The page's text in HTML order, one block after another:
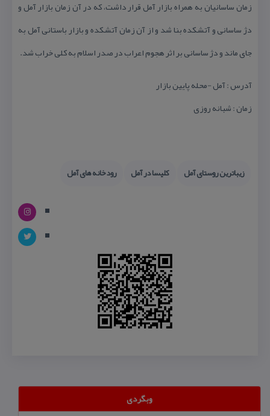
زمان ساسانیان به همراه بازار آمل قرار داشت، كه در آن زمان بازار آمل و
دژ ساسانی و آتشكده بنا شد و از آن زمان آتشكده و بازار باستانی آمل به
جای ماند و دژ ساسانی بر اثر هجوم اعراب در صدر اسلام به كلی خراب شد.
آدرس : آمل -محله پایین بازار
زمان : شبانه روزی
زیباترین روستای آمل كلیسا در آمل رودخانه های آمل
وبگردی